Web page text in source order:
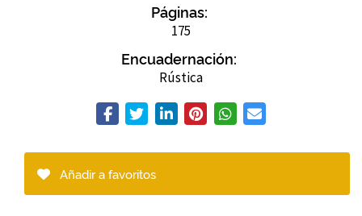
Páginas:
175
Encuadernación:
Rústica
Añadir a favoritos